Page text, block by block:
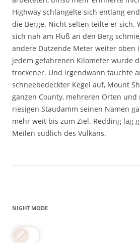
Highway schlängelte sich entlang
die Berge. Nicht selten teilte er sich.
sich nah am Fluß an den Berg
andere Dutzende Meter weiter oben
jedem gefahrenen Kilometer wurde
trockener. Und irgendwann tauchte
schneebedeckter Kegel auf, Mount
ganzen County, mehreren Orten
riesigen Staudamm seinen Namen
mehr weit bis zum Ziel. Redding lag
Meilen südlich des Vulkans.
NIGHT MODE